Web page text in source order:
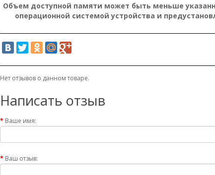
Объем доступной памяти может быть меньше
операционной системой устройства и
Нет отзывов о данном товаре.
Написать отзыв
Ваше имя:
Ваш отзыв: